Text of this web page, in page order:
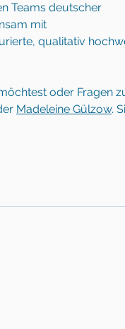
Teams deutscher
mit
qualitativ
oder Fragen
Madeleine Gülzow.